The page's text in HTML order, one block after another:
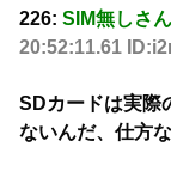
226: SIM無しさ
20:52:11.61
SDカードは実際
ないんだ、仕方